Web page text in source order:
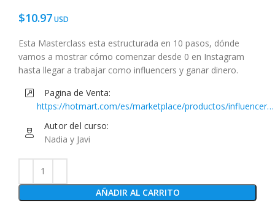
$10.97
Esta Masterclass esta estructurada en 10 pasos, dónde
vamos a mostrar cómo comenzar desde 0 en Instagram
hasta llegar a trabajar como influencers y ganar dinero.
Pagina de Venta:
https://hotmart.com/es/marketplace/productos/influencers-
en-instagram/W58120185F
Autor del curso:
Nadia y Javi
AÑADIR AL CARRITO